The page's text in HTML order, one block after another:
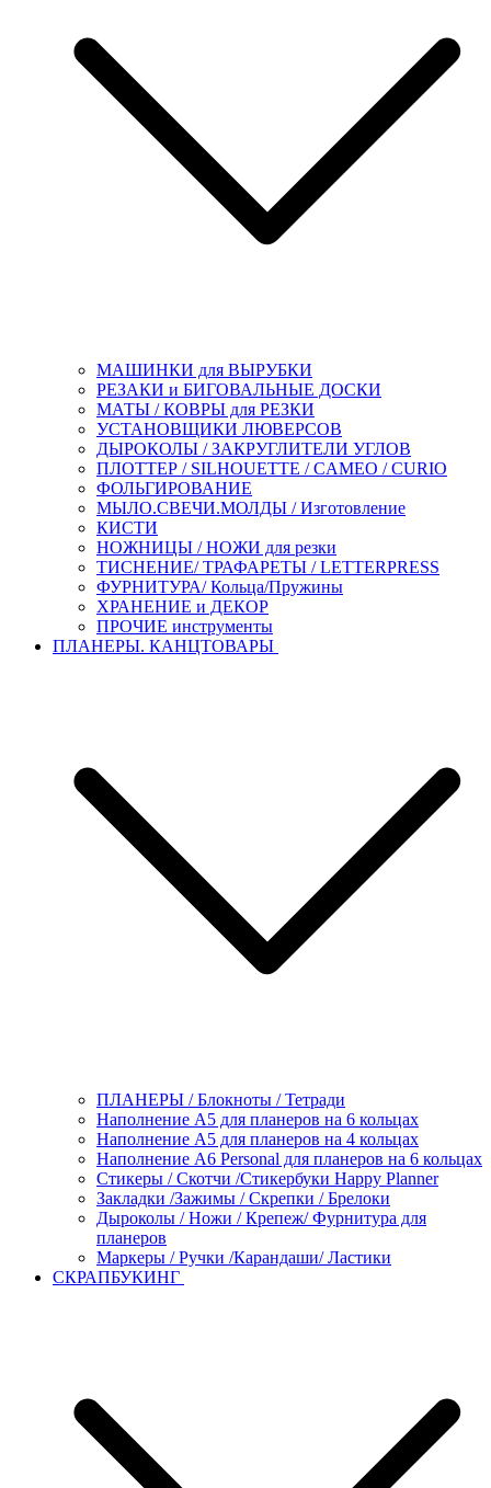
МАШИНКИ для ВЫРУБКИ
РЕЗАКИ и БИГОВАЛЬНЫЕ ДОСКИ
МАТЫ / КОВРЫ для РЕЗКИ
УСТАНОВЩИКИ ЛЮВЕРСОВ
ДЫРОКОЛЫ / ЗАКРУГЛИТЕЛИ УГЛОВ
ПЛОТТЕР / SILHOUETTE / CAMEO / CURIO
ФОЛЬГИРОВАНИЕ
МЫЛО.СВЕЧИ.МОЛДЫ / Изготовление
КИСТИ
НОЖНИЦЫ / НОЖИ для резки
ТИСНЕНИЕ/ ТРАФАРЕТЫ / LETTERPRESS
ФУРНИТУРА/ Кольца/Пружины
ХРАНЕНИЕ и ДЕКОР
ПРОЧИЕ инструменты
ПЛАНЕРЫ. КАНЦТОВАРЫ
ПЛАНЕРЫ / Блокноты / Тетради
Наполнение А5 для планеров на 6 кольцах
Наполнение А5 для планеров на 4 кольцах
Наполнение А6 Personal для планеров на 6 кольцах
Стикеры / Скотчи /Стикербуки Happy Planner
Закладки /Зажимы / Скрепки / Брелоки
Дыроколы / Ножи / Крепеж/ Фурнитура для
планеров
Маркеры / Ручки /Карандаши/ Ластики
СКРАПБУКИНГ